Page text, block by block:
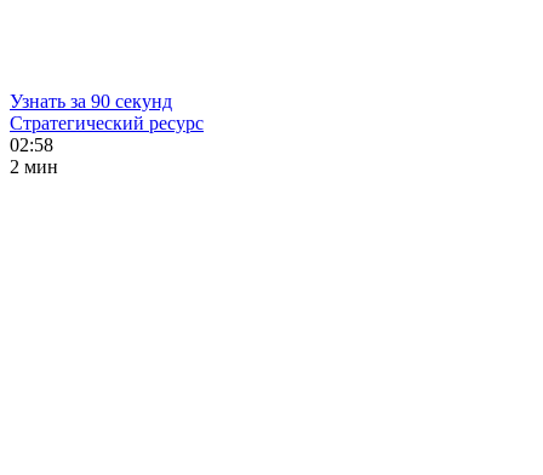
Узнать за 90 секунд
Стратегический ресурс
02:58
2 мин